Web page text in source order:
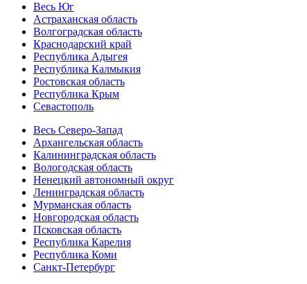
Весь Юг
Астраханская область
Волгоградская область
Краснодарский край
Республика Адыгея
Республика Калмыкия
Ростовская область
Республика Крым
Севастополь
Весь Северо-Запад
Архангельская область
Калининградская область
Вологодская область
Ненецкий автономный округ
Ленинградская область
Мурманская область
Новгородская область
Псковская область
Республика Карелия
Республика Коми
Санкт-Петербург